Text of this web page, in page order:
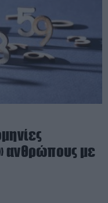
ανθρώπους με